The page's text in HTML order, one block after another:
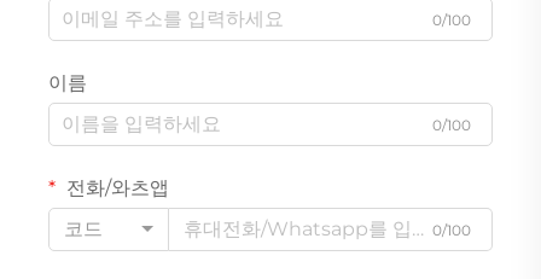
0/100
이름
0/100
전화/와츠앱
코드
0/100